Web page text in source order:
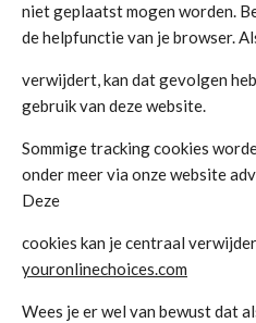
niet geplaatst mogen worden.
de helpfunctie van je browser.
verwijdert, kan dat gevolgen
gebruik van deze website.
Sommige tracking cookies
onder meer via onze website
Deze
cookies kan je centraal
youronlinechoices.com
Wees je er wel van bewust dat